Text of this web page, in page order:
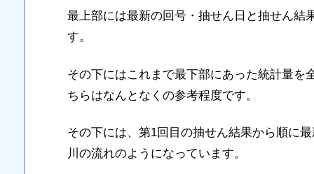
最上部には最新の回号・抽せん日と抽せん結
す。
その下にはこれまで最下部にあった統計量を
ちらはなんとなくの参考程度です。
その下には、第1回目の抽せん結果から順に
川の流れのようになっています。